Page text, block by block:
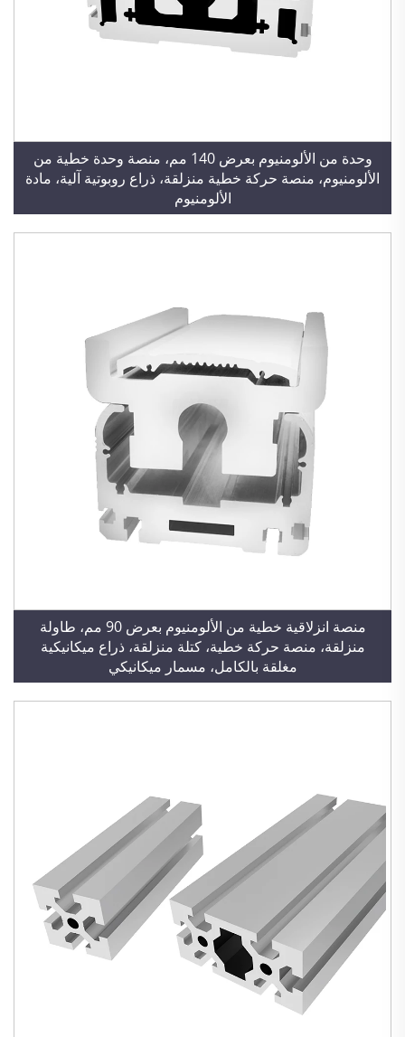
وحدة من الألومنيوم بعرض 140 مم، منصة وحدة خطية من
الألومنيوم، منصة حركة خطية منزلقة، ذراع روبوتية آلية، مادة
الألومنيوم
منصة انزلاقية خطية من الألومنيوم بعرض 90 مم، طاولة
منزلقة، منصة حركة خطية، كتلة منزلقة، ذراع ميكانيكية
مغلقة بالكامل، مسمار ميكانيكي